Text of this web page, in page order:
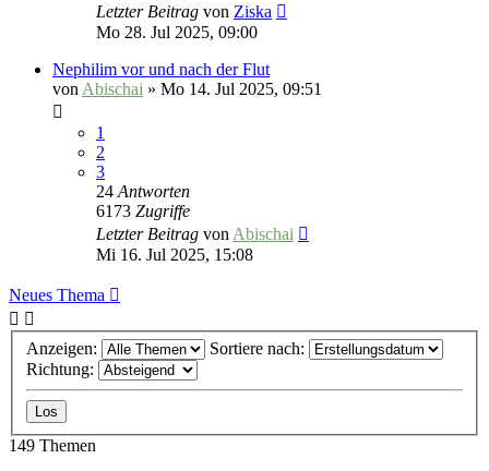
Letzter Beitrag von Ziska
Mo 28. Jul 2025, 09:00
Nephilim vor und nach der Flut
von Abischai » Mo 14. Jul 2025, 09:51
1
2
3
24 Antworten
6173 Zugriffe
Letzter Beitrag von Abischai
Mi 16. Jul 2025, 15:08
Neues Thema
Anzeigen:
Sortiere nach:
Richtung:
149 Themen